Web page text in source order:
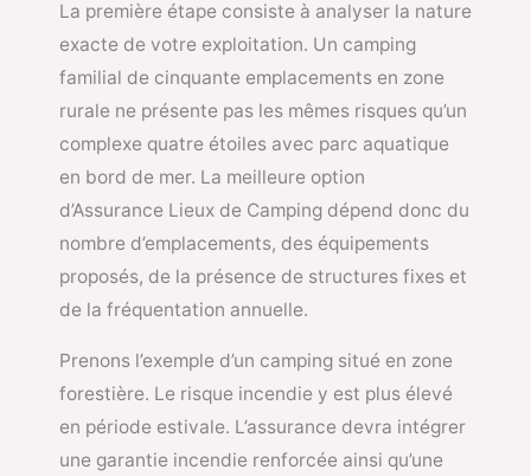
La première étape consiste à analyser la nature
exacte de votre exploitation. Un camping
familial de cinquante emplacements en zone
rurale ne présente pas les mêmes risques qu’un
complexe quatre étoiles avec parc aquatique
en bord de mer. La meilleure option
d’Assurance Lieux de Camping dépend donc du
nombre d’emplacements, des équipements
proposés, de la présence de structures fixes et
de la fréquentation annuelle.
Prenons l’exemple d’un camping situé en zone
forestière. Le risque incendie y est plus élevé
en période estivale. L’assurance devra intégrer
une garantie incendie renforcée ainsi qu’une